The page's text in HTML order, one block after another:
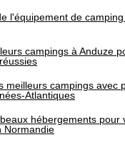
l'équipement de camping
campings à Anduze
meilleurs campings avec
Atlantiques
hébergements pour
Normandie